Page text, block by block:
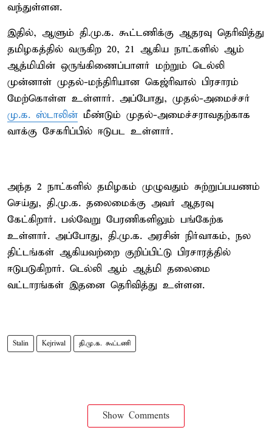
வந்துள்ளன.
இதில், ஆளும் தி.மு.க. கூட்டணிக்கு ஆதரவு தெரிவித்து
தமிழகத்தில் வருகிற 20, 21 ஆகிய நாட்களில் ஆம்
ஆத்மியின் ஒருங்கிணைப்பாளர் மற்றும் டெல்லி
முன்னாள் முதல்-மந்திரியான கெஜ்ரிவால் பிரசாரம்
மேற்கொள்ள உள்ளார். அப்போது, முதல்-அமைச்சர்
மு.க. ஸ்டாலின் மீண்டும் முதல்-அமைச்சராவதற்காக
வாக்கு சேகரிப்பில் ஈடுபட உள்ளார்.
அந்த 2 நாட்களில் தமிழகம் முழுவதும் சுற்றுப்பயணம்
செய்து, தி.மு.க. தலைமைக்கு அவர் ஆதரவு
கேட்கிறார். பல்வேறு பேரணிகளிலும் பங்கேற்க
உள்ளார். அப்போது, தி.மு.க. அரசின் நிர்வாகம், நல
திட்டங்கள் ஆகியவற்றை குறிப்பிட்டு பிரசாரத்தில்
ஈடுபடுகிறார். டெல்லி ஆம் ஆத்மி தலைமை
வட்டாரங்கள் இதனை தெரிவித்து உள்ளன.
Stalin Kejriwal தி.மு.க. கூட்டணி
Show Comments